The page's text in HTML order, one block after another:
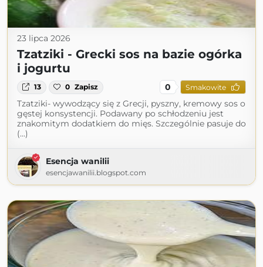
23 lipca 2026
Tzatziki - Grecki sos na bazie ogórka
i jogurtu
13 0 Zapisz 0 Smakowite
Tzatziki- wywodzący się z Grecji, pyszny, kremowy sos o
gęstej konsystencji. Podawany po schłodzeniu jest
znakomitym dodatkiem do mięs. Szczególnie pasuje do
(...)
Esencja wanilii
esencjawanilii.blogspot.com